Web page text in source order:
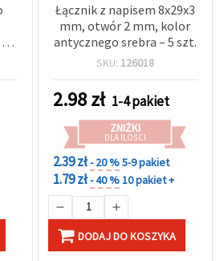
Łącznik z napisem 8x29x3
mm, otwór 2 mm, kolor
antycznego srebra – 5 szt.
SKU: 126018
2.98zł 1-4 pakiet
ZNIŻKI
DLA ILOŚCI
2.39 zł- 20 %5-9 pakiet
1.79 zł- 40 %10 pakiet +
DODAJ DO KOSZYKA